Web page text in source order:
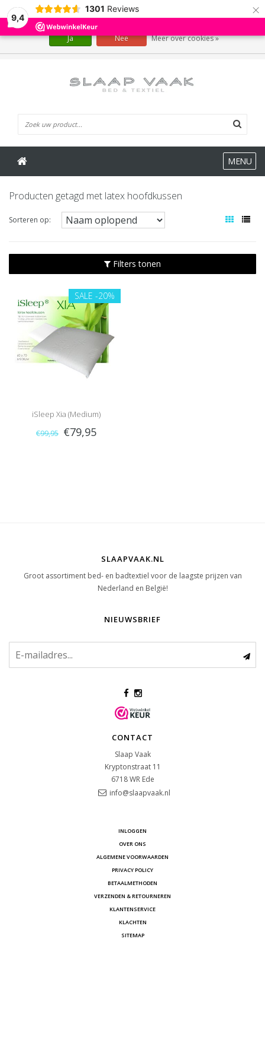
9,4
1301 Reviews ×
MENU
Producten getagd met latex hoofdkussen
Sorteren op:
Filters tonen
SALE -20%
iSleep Xia (Medium)
€99,95 €79,95
SLAAPVAAK.NL
Groot assortiment bed- en badtextiel voor de laagste prijzen van
Nederland en België!
NIEUWSBRIEF
CONTACT
Slaap Vaak
Kryptonstraat 11
6718 WR Ede
info@slaapvaak.nl
INLOGGEN
OVER ONS
ALGEMENE VOORWAARDEN
PRIVACY POLICY
BETAALMETHODEN
VERZENDEN & RETOURNEREN
KLANTENSERVICE
KLACHTEN
SITEMAP
Wij slaan cookies op om onze website te verbeteren. Is dat akkoord?
Ja Nee Meer over cookies »